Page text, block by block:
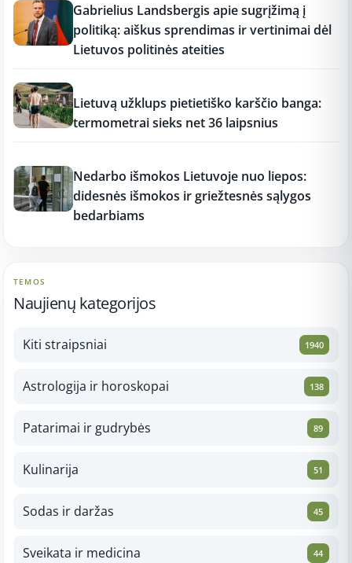
Gabrielius Landsbergis apie sugrįžimą į
politiką: aiškus sprendimas ir vertinimai dėl
Lietuvos politinės ateities
Lietuvą užklups pietietiško karščio banga:
termometrai sieks net 36 laipsnius
Nedarbo išmokos Lietuvoje nuo liepos:
didesnės išmokos ir griežtesnės sąlygos
bedarbiams
TEMOS
Naujienų kategorijos
Kiti straipsniai 1940
Astrologija ir horoskopai 138
Patarimai ir gudrybės 89
Kulinarija 51
Sodas ir daržas 45
Sveikata ir medicina 44